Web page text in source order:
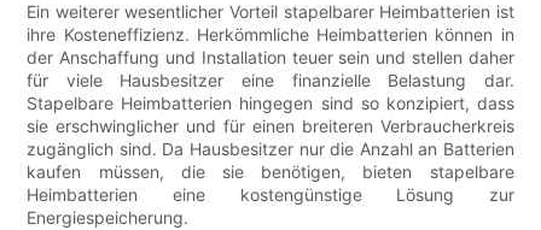
Ein weiterer wesentlicher Vorteil stapelbarer Heimbatterien ist
ihre Kosteneffizienz. Herkömmliche Heimbatterien können in
der Anschaffung und Installation teuer sein und stellen daher
für viele Hausbesitzer eine finanzielle Belastung dar.
Stapelbare Heimbatterien hingegen sind so konzipiert, dass
sie erschwinglicher und für einen breiteren Verbraucherkreis
zugänglich sind. Da Hausbesitzer nur die Anzahl an Batterien
kaufen müssen, die sie benötigen, bieten stapelbare
Heimbatterien eine kostengünstige Lösung zur
Energiespeicherung.